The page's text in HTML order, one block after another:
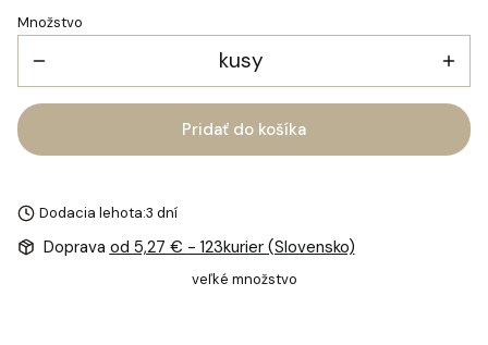
Množstvo
kusy
Pridať do košíka
Dodacia lehota:3 dní
Doprava od 5,27 € - 123kurier (Slovensko)
veľké množstvo